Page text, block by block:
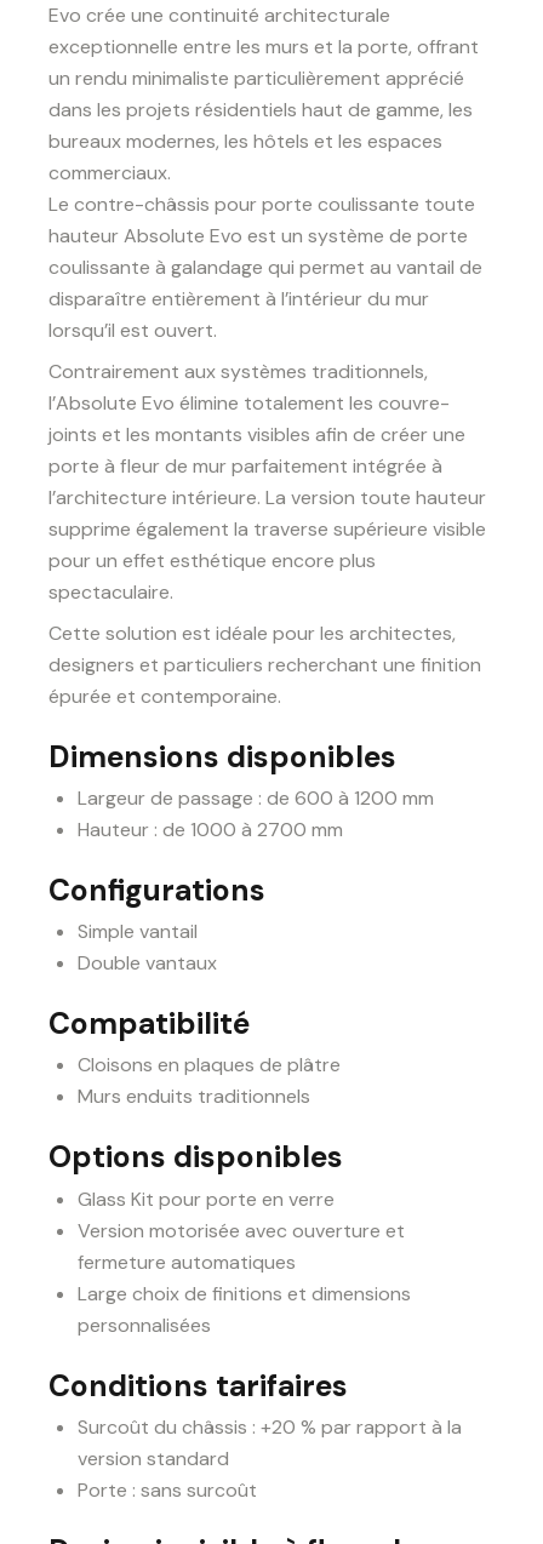
Evo crée une continuité architecturale
exceptionnelle entre les murs et la porte, offrant
un rendu minimaliste particulièrement apprécié
dans les projets résidentiels haut de gamme, les
bureaux modernes, les hôtels et les espaces
commerciaux.
Le contre-châssis pour porte coulissante toute
hauteur Absolute Evo est un système de porte
coulissante à galandage qui permet au vantail de
disparaître entièrement à l’intérieur du mur
lorsqu’il est ouvert.
Contrairement aux systèmes traditionnels,
l’Absolute Evo élimine totalement les couvre-
joints et les montants visibles afin de créer une
porte à fleur de mur parfaitement intégrée à
l’architecture intérieure. La version toute hauteur
supprime également la traverse supérieure visible
pour un effet esthétique encore plus
spectaculaire.
Cette solution est idéale pour les architectes,
designers et particuliers recherchant une finition
épurée et contemporaine.
Dimensions disponibles
Largeur de passage : de 600 à 1200 mm
Hauteur : de 1000 à 2700 mm
Configurations
Simple vantail
Double vantaux
Compatibilité
Cloisons en plaques de plâtre
Murs enduits traditionnels
Options disponibles
Glass Kit pour porte en verre
Version motorisée avec ouverture et
fermeture automatiques
Large choix de finitions et dimensions
personnalisées
Conditions tarifaires
Surcoût du châssis : +20 % par rapport à la
version standard
Porte : sans surcoût